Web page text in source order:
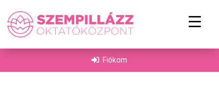
Fiókom